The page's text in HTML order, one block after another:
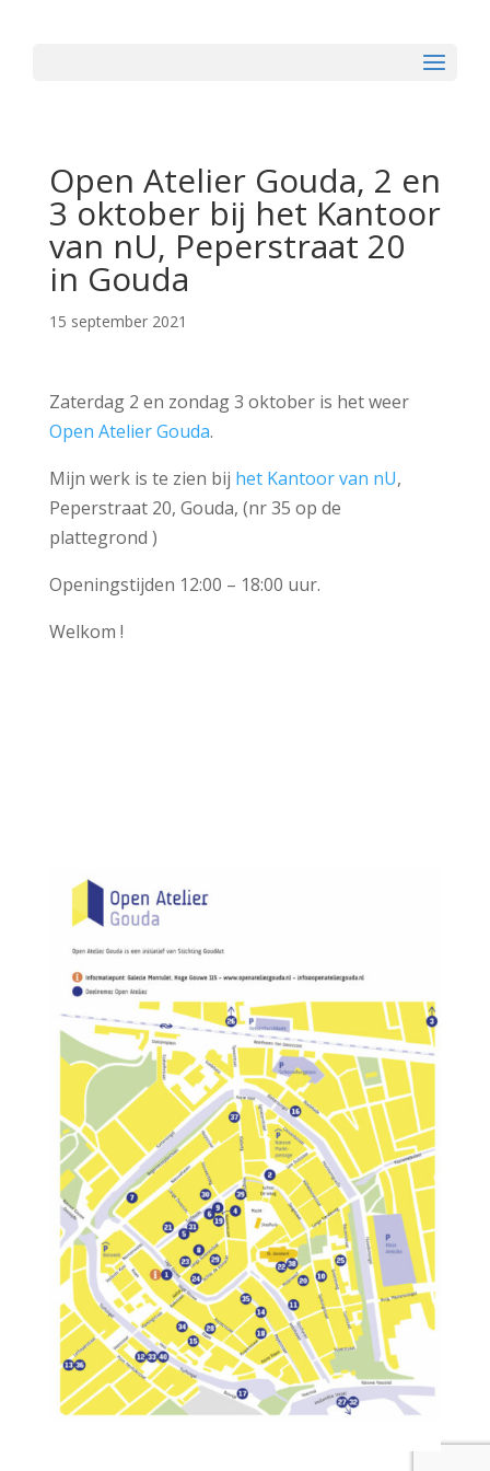
Open Atelier Gouda, 2 en
3 oktober bij het Kantoor
van nU, Peperstraat 20
in Gouda
15 september 2021
Zaterdag 2 en zondag 3 oktober is het weer
Open Atelier Gouda.
Mijn werk is te zien bij het Kantoor van nU,
Peperstraat 20, Gouda, (nr 35 op de
plattegrond )
Openingstijden 12:00 – 18:00 uur.
Welkom !